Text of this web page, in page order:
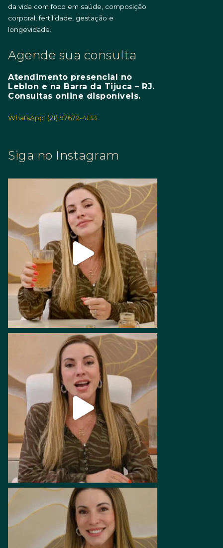
da vida com foco em saúde, composição
corporal, fertilidade, gestação e
longevidade.
Agende sua consulta
Atendimento presencial no
Leblon e na Barra da Tijuca – RJ.
Consultas online disponíveis.
WhatsApp: (21) 97672-4133
Siga no Instagram